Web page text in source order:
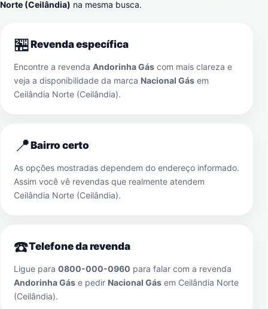
Norte (Ceilândia) na mesma busca.
🏪Revenda específica
Encontre a revenda Andorinha Gás com mais clareza e
veja a disponibilidade da marca Nacional Gás em
Ceilândia Norte (Ceilândia).
📍Bairro certo
As opções mostradas dependem do endereço informado.
Assim você vê revendas que realmente atendem
Ceilândia Norte (Ceilândia).
☎️Telefone da revenda
Ligue para 0800-000-0960 para falar com a revenda
Andorinha Gás e pedir Nacional Gás em Ceilândia Norte
(Ceilândia).